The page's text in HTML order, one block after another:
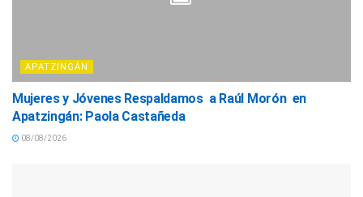
APATZINGÁN
Mujeres y Jóvenes Respaldamos a Raúl Morón en
Apatzingán: Paola Castañeda
08/08/2026